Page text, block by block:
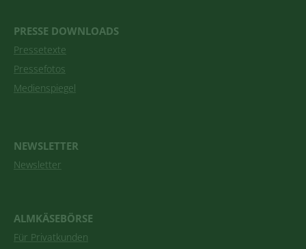
PRESSE DOWNLOADS
Pressetexte
Pressefotos
Medienspiegel
NEWSLETTER
Newsletter
ALMKÄSEBÖRSE
Für Privatkunden